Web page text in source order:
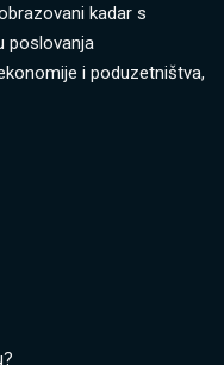
kadar s
poslovanja
i poduzetništva,